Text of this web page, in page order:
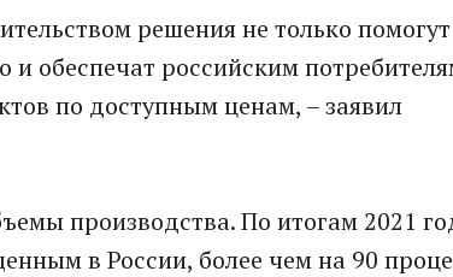
решения не только помогут
и обеспечат российским
по доступным ценам, – заявил
производства. По итогам 2021
в России, более чем на 90